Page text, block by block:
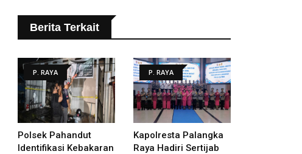
Berita Terkait
P. RAYA
Polsek Pahandut
Identifikasi Kebakaran
P. RAYA
Kapolresta Palangka
Raya Hadiri Sertijab